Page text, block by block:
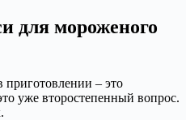
для мороженого
приготовлении – это
уже второстепенный вопрос.